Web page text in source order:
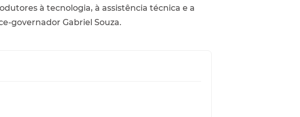
à tecnologia, à assistência técnica e a
governador Gabriel Souza.